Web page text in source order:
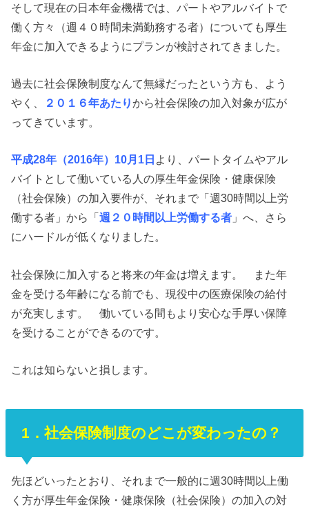
そして現在の日本年金機構では、パートやアルバイトで
働く方々（週４０時間未満勤務する者）についても厚生
年金に加入できるようにプランが検討されてきました。
過去に社会保険制度なんて無縁だったという方も、よう
やく、
２０１６年あたりから社会保険の加入対象が広が
ってきています。
平成28年（2016年）10月1日 より、パートタイムやアル
バイトとして働いている人の厚生年金保険・健康保険
（社会保険）の加入要件が、それまで「週30時間以上労
働する者」から「週２０時間以上労働する者 」へ、さら
にハードルが低くなりました。
社会保険に加入すると将来の年金は増えます。 また年
金を受ける年齢になる前でも、現役中の医療保険の給付
が充実します。 働いている間もより安心な手厚い保障
を受けることができるのです。
これは知らないと損します。
1．社会保険制度のどこが変わったの？
先ほどいったとおり、それまで一般的に週30時間以上働
く方が厚生年金保険・健康保険（社会保険）の加入の対